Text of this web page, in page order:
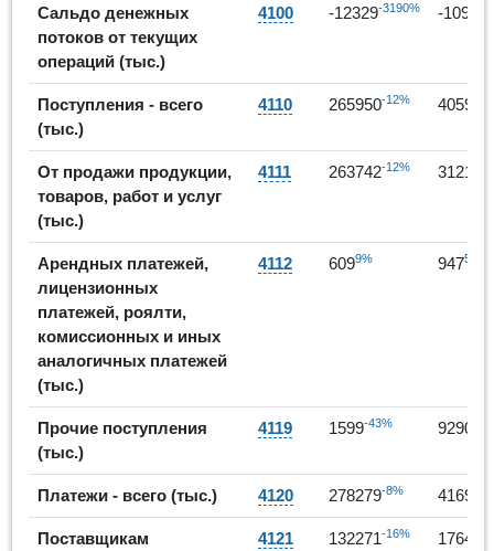
Сальдо денежных
потоков от текущих
операций (тыс.)
4100 -12329-3190% -10955
Поступления - всего
(тыс.)
4110 265950-12% 405980
От продажи продукции,
товаров, работ и услуг
(тыс.)
4111 263742-12% 312125
Арендных платежей,
лицензионных
платежей, роялти,
комиссионных и иных
аналогичных платежей
(тыс.)
4112 6099% 94756%
Прочие поступления
(тыс.)
4119 1599-43% 92908
Платежи - всего (тыс.) 4120 278279-8% 416935
Поставщикам
4121 132271-16% 176467